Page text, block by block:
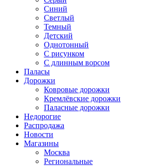
Синий
Светлый
Темный
Детский
Однотонный
С рисунком
С длинным ворсом
Паласы
Дорожки
Ковровые дорожки
Кремлёвские дорожки
Паласные дорожки
Недорогие
Распродажа
Новости
Магазины
Москва
Региональные